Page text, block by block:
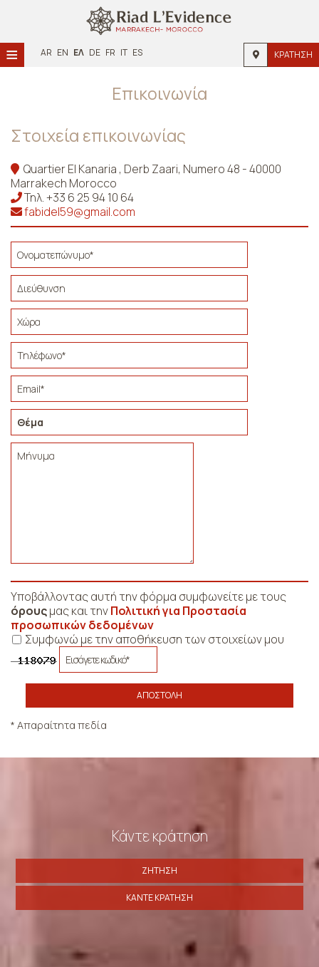
≡ AR EN ΕΛ DE FR IT ES ΚΡΆΤΗΣΗ
Διαμονή
Παροχές
Φωτογραφίες
Ζήτηση
Επικοινωνία
Στοιχεία επικοινωνίας
Quartier El Kanaria , Derb Zaari, Numero 48 - 40000
Marrakech Morocco
Τηλ.+33 6 25 94 10 64
fabidel59@gmail.com
Υποβάλλοντας αυτή την φόρμα συμφωνείτε με τους
όρουςμας και τηνΠολιτική για Προστασία
προσωπικών δεδομένων
Συμφωνώ με την αποθήκευση των στοιχείων μου
ΑΠΟΣΤΟΛΉ
* Απαραίτητα πεδία
Κάντε κράτηση
ΖΉΤΗΣΗ
ΚΆΝΤΕ ΚΡΆΤΗΣΗ